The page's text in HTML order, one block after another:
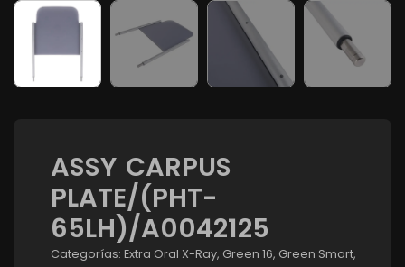
ASSY CARPUS
PLATE/(PHT-
65LH)/A0042125
Categorías: Extra Oral X-Ray, Green 16, Green Smart,